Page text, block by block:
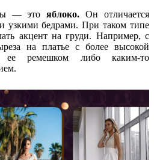
— это
яблоко. Он отличается
узкими бедрами. При таком типе
акцент на груди. Например, с
на платье с более высокой
ее ремешком либо каким-то